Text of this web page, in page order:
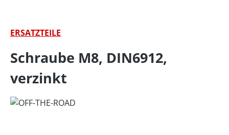
ERSATZTEILE
Schraube M8, DIN6912,
verzinkt